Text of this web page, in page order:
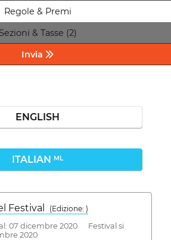
Regole & Premi
Sezioni & Tasse (2)
Invia
ENGLISH
ITALIAN ML
Festival
( Edizione: )
07 dicembre 2020 Festival si
2020